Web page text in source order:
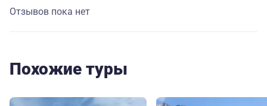
Отзывов пока нет
Похожие туры